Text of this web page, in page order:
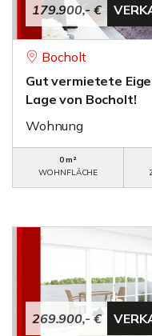
179.900,- €
Bocholt
Gut vermietete
Lage von Bocholt!
Wohnung
0 m²
WOHNFLÄCHE
269.900,- €